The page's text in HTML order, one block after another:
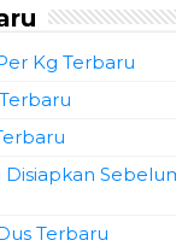
Kg Terbaru
Disiapkan
Terbaru